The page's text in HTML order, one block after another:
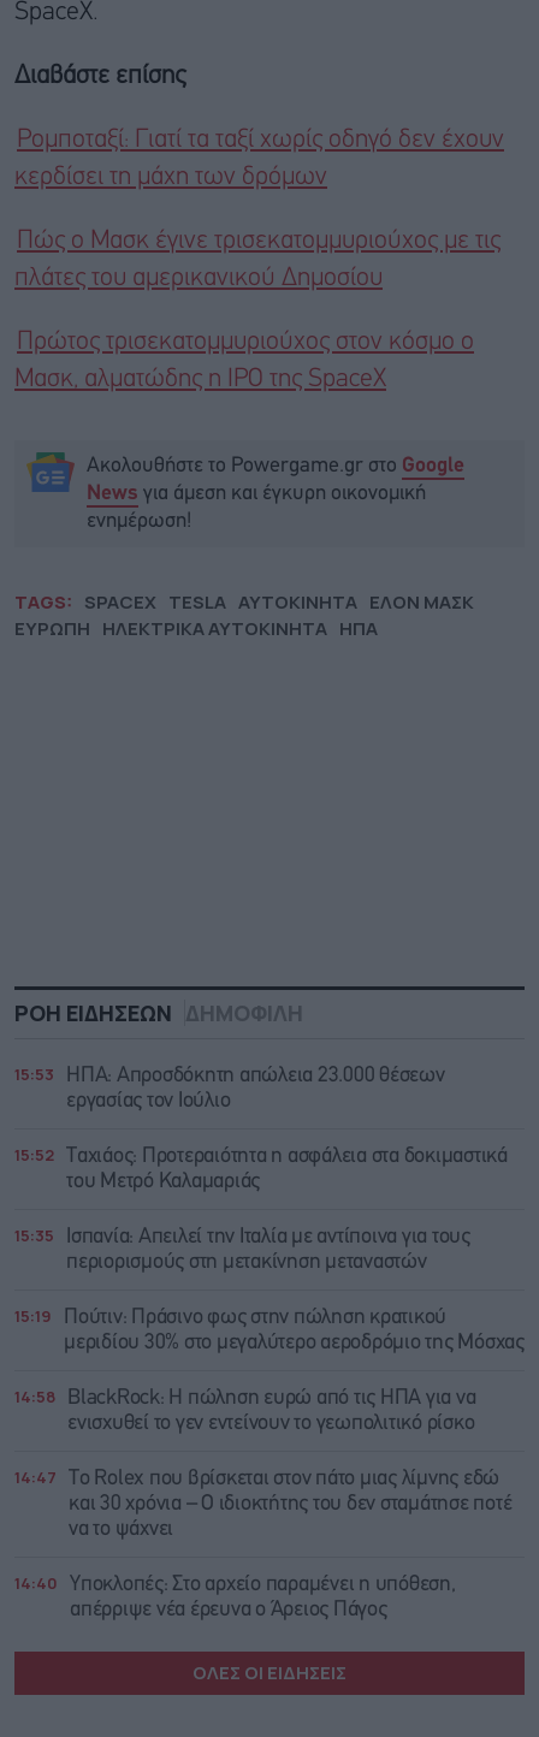
SpaceX.
Διαβάστε επίσης
Ρομποταξί: Γιατί τα ταξί χωρίς οδηγό δεν έχουν
κερδίσει τη μάχη των δρόμων
Πώς ο Μασκ έγινε τρισεκατομμυριούχος με τις
πλάτες του αμερικανικού Δημοσίου
Πρώτος τρισεκατομμυριούχος στον κόσμο ο
Μασκ, αλματώδης η ΙΡΟ της SpaceX
Ακολουθήστε το Powergame.gr στο Google
News για άμεση και έγκυρη οικονομική
ενημέρωση!
TAGS: SPACEX TESLA ΑΥΤΟΚΙΝΗΤΑ ΕΛΟΝ ΜΑΣΚ
ΕΥΡΩΠΗ ΗΛΕΚΤΡΙΚΑ ΑΥΤΟΚΙΝΗΤΑ ΗΠΑ
ΡΟΗ ΕΙΔΗΣΕΩΝ ΔΗΜΟΦΙΛΗ
15:53
ΗΠΑ: Απροσδόκητη απώλεια 23.000 θέσεων
εργασίας τον Ιούλιο
15:52
Ταχιάος: Προτεραιότητα η ασφάλεια στα δοκιμαστικά
του Μετρό Καλαμαριάς
15:35
Ισπανία: Απειλεί την Ιταλία με αντίποινα για τους
περιορισμούς στη μετακίνηση μεταναστών
15:19
Πούτιν: Πράσινο φως στην πώληση κρατικού
μεριδίου 30% στο μεγαλύτερο αεροδρόμιο της Μόσχας
14:58
BlackRock: Η πώληση ευρώ από τις ΗΠΑ για να
ενισχυθεί το γεν εντείνουν το γεωπολιτικό ρίσκο
14:47
Το Rolex που βρίσκεται στον πάτο μιας λίμνης εδώ
και 30 χρόνια – Ο ιδιοκτήτης του δεν σταμάτησε ποτέ
να το ψάχνει
14:40
Υποκλοπές: Στο αρχείο παραμένει η υπόθεση,
απέρριψε νέα έρευνα ο Άρειος Πάγος
ΟΛΕΣ ΟΙ ΕΙΔΗΣΕΙΣ